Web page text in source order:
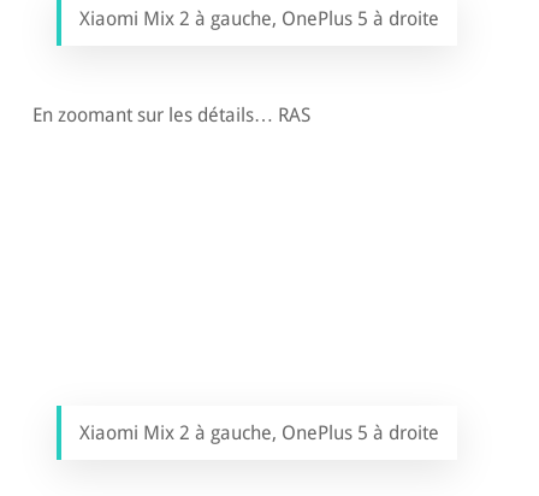
Xiaomi Mix 2 à gauche, OnePlus 5 à droite
En zoomant sur les détails… RAS
Xiaomi Mix 2 à gauche, OnePlus 5 à droite